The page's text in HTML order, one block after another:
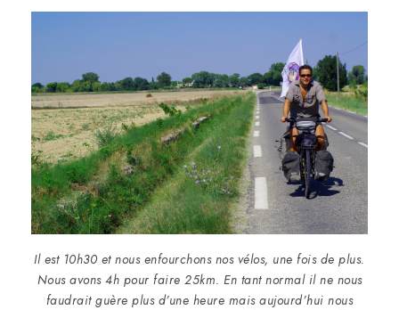
Il est 10h30 et nous enfourchons nos vélos, une fois de plus.
Nous avons 4h pour faire 25km. En tant normal il ne nous
faudrait guère plus d’une heure mais aujourd’hui nous